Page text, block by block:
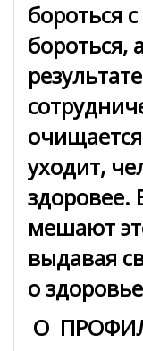
бороться
бороться,
уходит,
здоровее.
мешают
выдавая
о
О